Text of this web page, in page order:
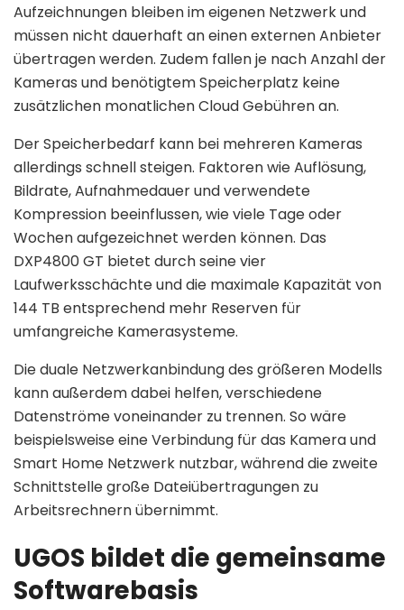
Aufzeichnungen bleiben im eigenen Netzwerk und
müssen nicht dauerhaft an einen externen Anbieter
übertragen werden. Zudem fallen je nach Anzahl der
Kameras und benötigtem Speicherplatz keine
zusätzlichen monatlichen Cloud Gebühren an.
Der Speicherbedarf kann bei mehreren Kameras
allerdings schnell steigen. Faktoren wie Auflösung,
Bildrate, Aufnahmedauer und verwendete
Kompression beeinflussen, wie viele Tage oder
Wochen aufgezeichnet werden können. Das
DXP4800 GT bietet durch seine vier
Laufwerksschächte und die maximale Kapazität von
144 TB entsprechend mehr Reserven für
umfangreiche Kamerasysteme.
Die duale Netzwerkanbindung des größeren Modells
kann außerdem dabei helfen, verschiedene
Datenströme voneinander zu trennen. So wäre
beispielsweise eine Verbindung für das Kamera und
Smart Home Netzwerk nutzbar, während die zweite
Schnittstelle große Dateiübertragungen zu
Arbeitsrechnern übernimmt.
UGOS bildet die gemeinsame
Softwarebasis